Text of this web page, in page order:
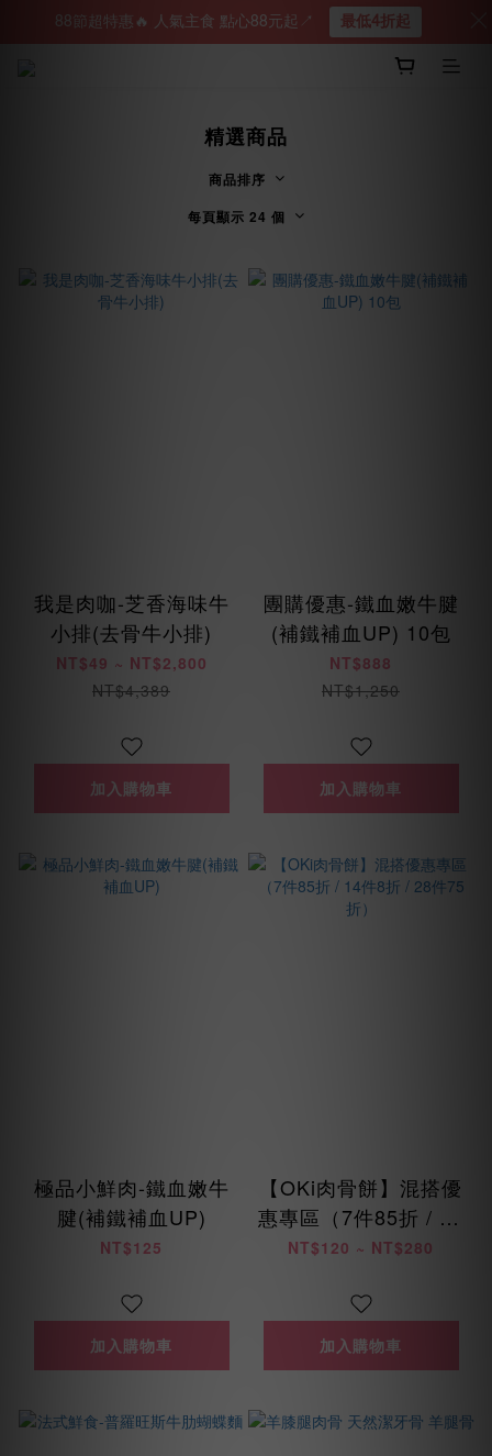
精選商品
商品排序
每頁顯示 24 個
我是肉咖-芝香海味牛
小排(去骨牛小排)
NT$49 ~ NT$2,800
NT$4,389
加入購物車
團購優惠-鐵血嫩牛腱
(補鐵補血UP) 10包
NT$888
NT$1,250
加入購物車
極品小鮮肉-鐵血嫩牛
腱(補鐵補血UP)
NT$125
加入購物車
【OKi肉骨餅】混搭優
惠專區（7件85折 / 14
件8折 / 28件75折）
NT$120 ~ NT$280
加入購物車
88節超特惠🔥 人氣主食 點心88元起↗︎ 最低4折起